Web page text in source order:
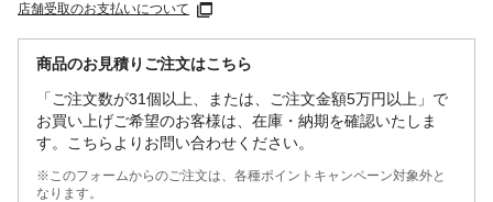
店舗受取のお支払いについて
商品のお見積りご注文はこちら
「ご注文数が31個以上、または、ご注文金額5万円以上」で
お買い上げご希望のお客様は、在庫・納期を確認いたしま
す。こちらよりお問い合わせください。
※このフォームからのご注文は、各種ポイントキャンペーン対象外と
なります。